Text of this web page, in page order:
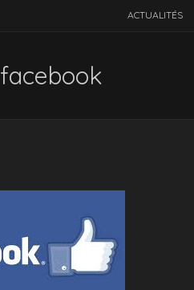
ACTUALITÉS
facebook